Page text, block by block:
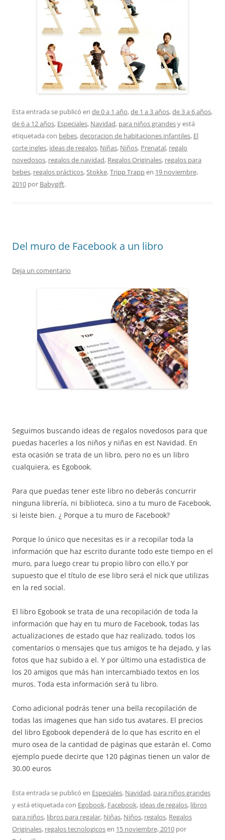
Esta entrada se publicó en de 0 a 1 año,de 1 a 3 años,de 3 a 6 años,
de 6 a 12 años, Especiales, Navidad, para niños grandesy está
etiquetada con bebes,decoracion de habitaciones infantiles, El
corte ingles, ideas de regalos, Niñas, Niños, Prenatal, regalo
novedosos, regalos de navidad, Regalos Originales, regalos para
bebes, regalos prácticos,Stokke,Tripp Trappen 19 noviembre,
2010 por Babygift.
Del muro de Facebook a un libro
Deja un comentario
Seguimos buscando ideas de regalos novedosos para que
puedas hacerles a los niños y niñas en est Navidad. En
esta ocasión se trata de un libro, pero no es un libro
cualquiera, es Egobook.
Para que puedas tener este libro no deberás concurrir
ninguna librería, ni biblioteca, sino a tu muro de Facebook,
si leiste bien. ¿ Porque a tu muro de Facebook?
Porque lo único que necesitas es ir a recopilar toda la
información que haz escrito durante todo este tiempo en el
muro, para luego crear tu propio libro con ello.Y por
supuesto que el título de ese libro será el nick que utilizas
en la red social.
El libro Egobook se trata de una recopilación de toda la
información que hay en tu muro de Facebook, todas las
actualizaciones de estado que haz realizado, todos los
comentarios o mensajes que tus amigos te ha dejado, y las
fotos que haz subido a el. Y por último una estadistica de
los 20 amigos que más han intercambiado textos en los
muros. Toda esta información será tu libro.
Como adicional podrás tener una bella recopilación de
todas las imagenes que han sido tus avatares. El precios
del libro Egobook dependerá de lo que has escrito en el
muro osea de la cantidad de páginas que estarán el. Como
ejemplo puede decirte que 120 páginas tienen un valor de
30.00 euros
Esta entrada se publicó en Especiales, Navidad, para niños grandes
y está etiquetada con Egobook, Facebook, ideas de regalos, libros
para niños, libros para regalar, Niñas, Niños, regalos, Regalos
Originales, regalos tecnologicosen 15 noviembre, 2010 por